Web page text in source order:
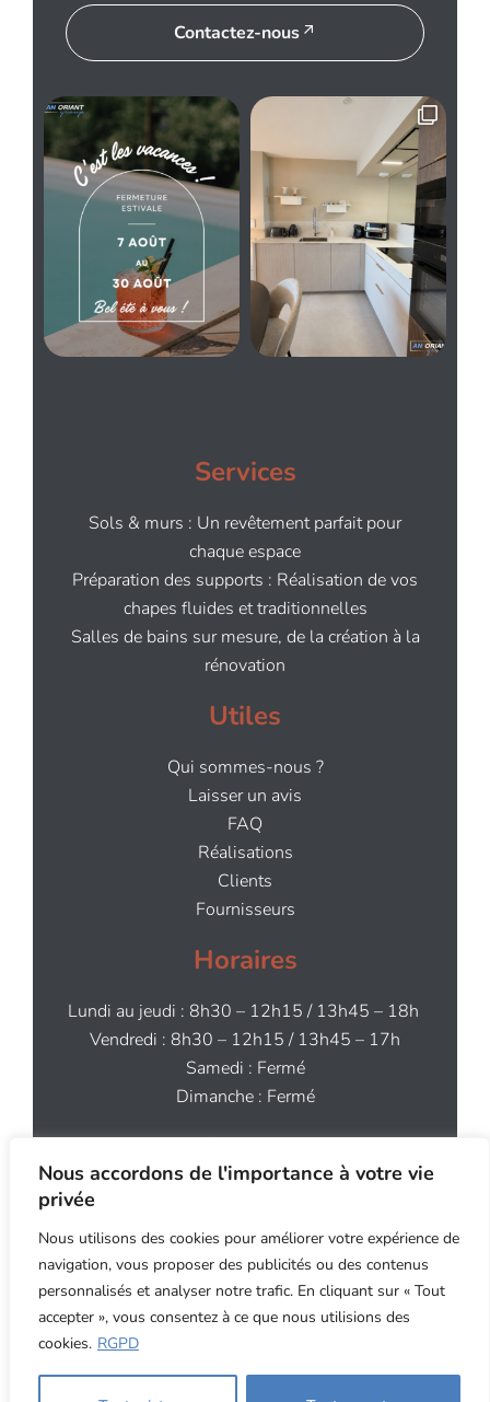
Nous accordons de l'importance à votre vie
privée
Nous utilisons des cookies pour améliorer votre expérience de
navigation, vous proposer des publicités ou des contenus
personnalisés et analyser notre trafic. En cliquant sur « Tout
accepter », vous consentez à ce que nous utilisions des
cookies. RGPD
Contactez-nous
Services
Sols & murs : Un revêtement parfait pour
chaque espace
Préparation des supports : Réalisation de vos
chapes fluides et traditionnelles
Salles de bains sur mesure, de la création à la
rénovation
Utiles
Qui sommes-nous ?
Laisser un avis
FAQ
Réalisations
Clients
Fournisseurs
Horaires
Lundi au jeudi : 8h30 – 12h15 / 13h45 – 18h
Vendredi : 8h30 – 12h15 / 13h45 – 17h
Samedi : Fermé
Dimanche : Fermé
Contact
Copyright ©2026 An Oriant Sols - Site internet